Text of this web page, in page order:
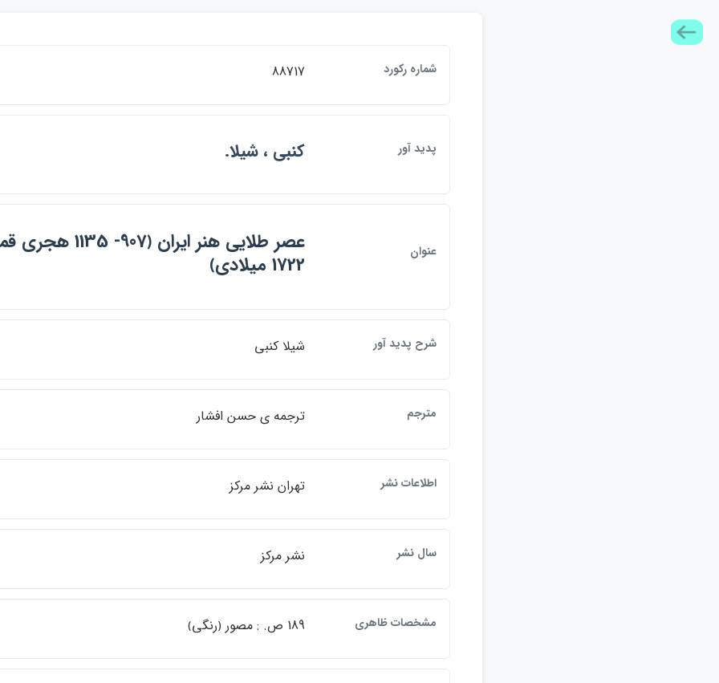
شماره رکورد 88717
پديد آور كنبي ، شيلا.
عنوان
1722 ميلادي﴾
شرح پديد آور شيلا كنبي
مترجم ترجمه ي حسن افشار
اطلاعات نشر تهران نشر مركز
سال نشر نشر مركز
مشخصات ظاهري 189 ص. : مصور ﴿رنگي﴾